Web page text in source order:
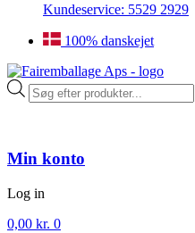
Kundeservice: 5529 2929
100% danskejet
Products
search
Min konto
Log in
0,00 kr. 0